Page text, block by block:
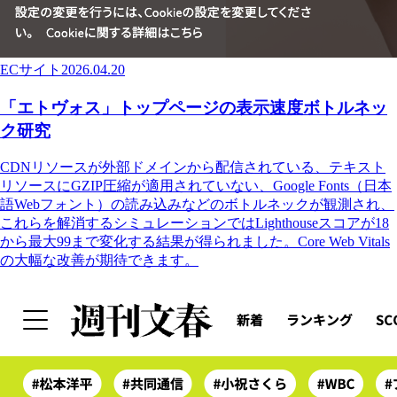
ECサイト 2026.04.20
「エトヴォス」トップページの表示速度ボトルネッ
ク研究
CDNリソースが外部ドメインから配信されている、テキスト
リソースにGZIP圧縮が適用されていない、Google Fonts（日本
語Webフォント）の読み込みなどのボトルネックが観測され、
これらを解消するシミュレーションではLighthouseスコアが18
から最大99まで変化する結果が得られました。Core Web Vitals
の大幅な改善が期待できます。